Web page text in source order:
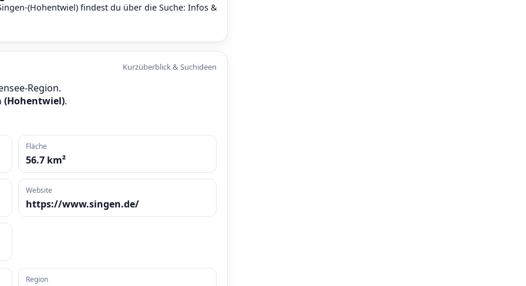
(Hohentwiel) findest du über die Suche: Infos &
Kurzüberblick & Suchideen
Region.
(Hohentwiel).
Fläche
56.7 km²
Website
https://www.singen.de/
Region